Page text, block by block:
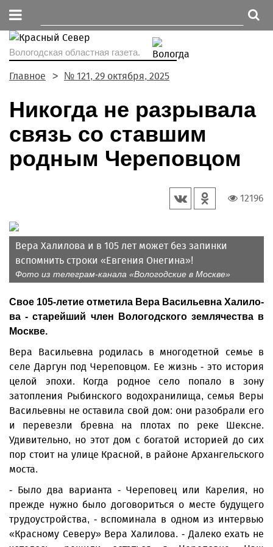
Вологодская областная газета.
Главное № 121, 29 октября, 2025
Никогда не разрывала
связь со ставшим
родным Череповцом
12196
Вера Халилова и в 105 лет может без запинки
вспомнить строки «Евгения Онегина»!
Фото из телеграм-канала «Вологодские в Москве»
Свое 105-летие отметила Вера Васильевна Халило­
ва - старейший член Вологодского землячества в
Москве.
Вера Васильевна родилась в многодетной семье в
селе Даргун под Череповцом. Ее жизнь - это история
целой эпохи. Когда родное село попало в зону
затопления Рыбинского водохранилища, семья Веры
Васильевны не оставила свой дом: они разобрали его
и перевезли бревна на плотах по реке Шекс­не.
Удивительно, но этот дом с богатой историей до сих
пор стоит на улице Красной, в районе Архангельского
моста.
- Было два варианта - Череповец или Карелия, но
прежде нужно было договориться о месте будущего
трудоустройства, - вспоминала в одном из интервью
«Красному Северу» Вера Халилова. - Далеко ехать не